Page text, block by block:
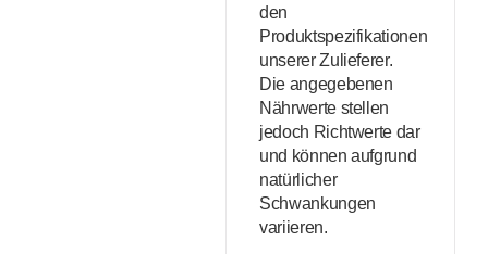
den
Produktspezifikationen
unserer Zulieferer.
Die angegebenen
Nährwerte stellen
jedoch Richtwerte dar
und können aufgrund
natürlicher
Schwankungen
variieren.